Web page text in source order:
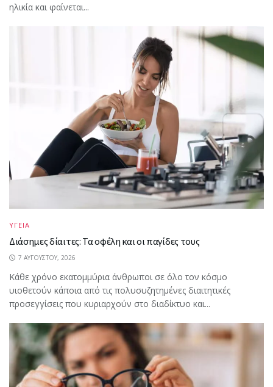
ηλικία και φαίνεται...
ΥΓΕΙΑ
Διάσημες δίαιτες: Τα οφέλη και οι παγίδες τους
7 ΑΥΓΟΎΣΤΟΥ, 2026
Κάθε χρόνο εκατομμύρια άνθρωποι σε όλο τον κόσμο
υιοθετούν κάποια από τις πολυσυζητημένες διαιτητικές
προσεγγίσεις που κυριαρχούν στο διαδίκτυο και...